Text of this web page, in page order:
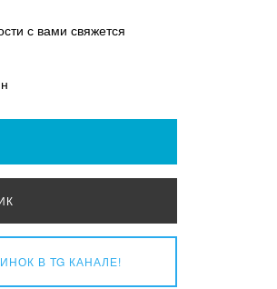
с вами свяжется
В TG КАНАЛЕ!